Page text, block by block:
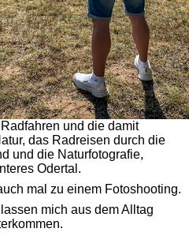
und die damit
das Radreisen durch die
und die Naturfotografie,
Odertal.
mal zu einem Fotoshooting.
mich aus dem Alltag